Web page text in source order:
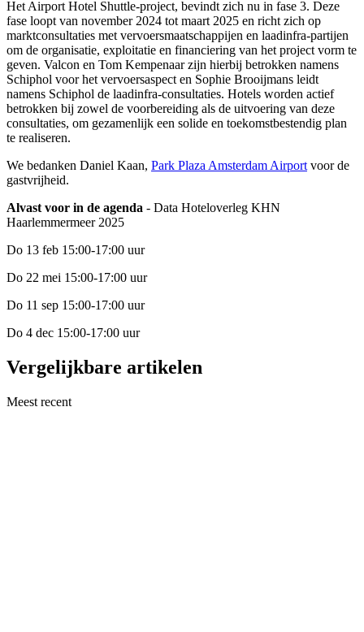
Het Airport Hotel Shuttle-project, bevindt zich nu in fase 3. Deze
fase loopt van november 2024 tot maart 2025 en richt zich op
marktconsultaties met vervoersmaatschappijen en laadinfra-partijen
om de organisatie, exploitatie en financiering van het project vorm te
geven. Valcon en Tom Kempenaar zijn hierbij betrokken namens
Schiphol voor het vervoersaspect en Sophie Brooijmans leidt
namens Schiphol de laadinfra-consultaties. Hotels worden actief
betrokken bij zowel de voorbereiding als de uitvoering van deze
consultaties, om gezamenlijk een solide en toekomstbestendig plan
te realiseren.
We bedanken Daniel Kaan, Park Plaza Amsterdam Airport voor de
gastvrijheid.
Alvast voor in de agenda - Data Hoteloverleg KHN
Haarlemmermeer 2025
Do 13 feb 15:00-17:00 uur
Do 22 mei 15:00-17:00 uur
Do 11 sep 15:00-17:00 uur
Do 4 dec 15:00-17:00 uur
Vergelijkbare artikelen
Meest recent